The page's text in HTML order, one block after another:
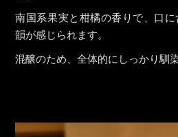
南国系果実と柑橘の香りで、口
韻が感じられます。
混醸のため、全体的にしっかり馴